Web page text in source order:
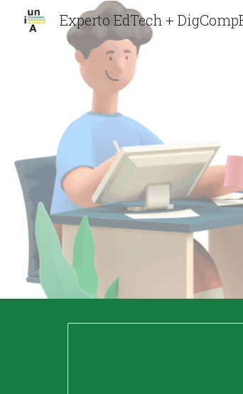
Experto EdTech +